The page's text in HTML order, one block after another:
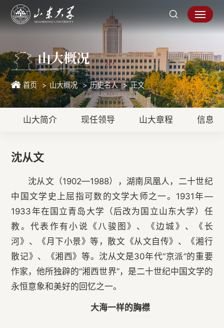
山大概况
首页 山大概况 历史名人 正文
山大简介 现任领导 山大章程 信息
沈从文
沈从文（1902—1988），湖南凤凰人，二十世纪
中国文学史上屈指可数的文学大师之一。1931年—
1933年在国立青岛大学（后改为国立山东大学）任
教。代表作有小说《八骏图》、《边城》、《长
河》、《月下小景》等，散文《从文自传》、《湘行
散记》、《湘西》等。沈从文是30年代“京派”的重要
作家，他所独辟的“湘西世界”，是二十世纪中国文学的
永恒意象和美好的回忆之一。
大海一样的胸襟